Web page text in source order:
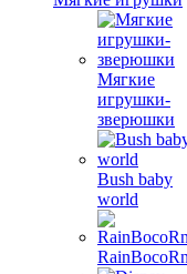
Мягкие
игрушки-
зверюшки
Bush baby
world